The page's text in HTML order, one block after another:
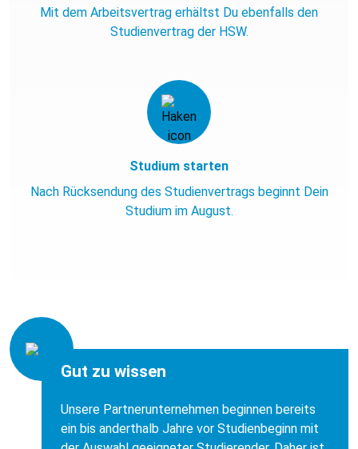
Mit dem Arbeitsvertrag erhältst Du ebenfalls den
Studienvertrag der HSW.
Studium starten
Nach Rücksendung des Studienvertrags beginnt Dein
Studium im August.
Gut zu wissen
Unsere Partnerunternehmen beginnen bereits
ein bis anderthalb Jahre vor Studienbeginn mit